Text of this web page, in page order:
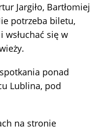
Jargiło, Bartłomiej
potrzeba biletu,
wsłuchać się w
ponad
Lublina, pod
na stronie